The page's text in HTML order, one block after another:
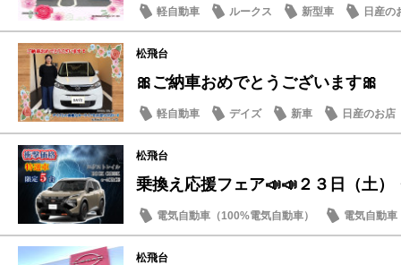
軽自動車 ルークス 新型車 日産の
松飛台
🎀ご納車おめでとうございます🎀
軽自動車 デイズ 新車 日産のお店
松飛台
乗換え応援フェア📣📣２３日（土）
電気自動車（100%電気自動車）
電気自動車
店内イベント
日産のお店
松飛台